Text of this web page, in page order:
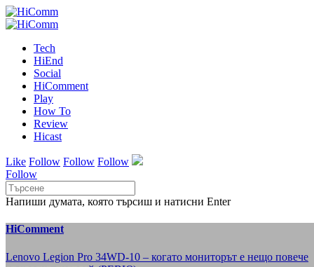
Tech
HiEnd
Social
HiComment
Play
How To
Review
Hicast
Like Follow Follow Follow
Follow
Напиши думата, която търсиш и натисни Enter
HiComment
Lenovo Legion Pro 34WD-10 – когато мониторът е нещо повече